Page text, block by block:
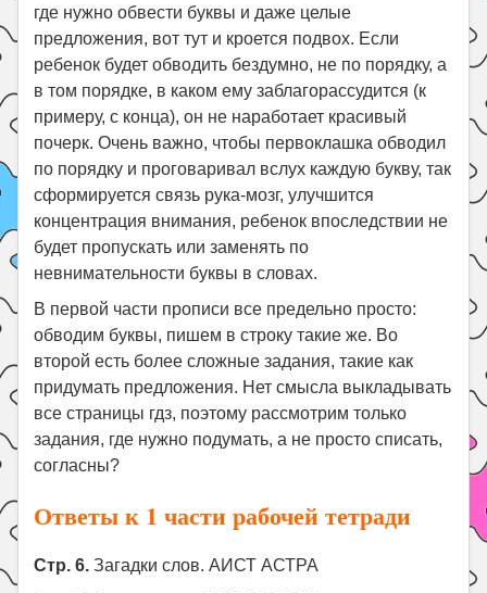
где нужно обвести буквы и даже целые
предложения, вот тут и кроется подвох. Если
ребенок будет обводить бездумно, не по порядку, а
в том порядке, в каком ему заблагорассудится (к
примеру, с конца), он не наработает красивый
почерк. Очень важно, чтобы первоклашка обводил
по порядку и проговаривал вслух каждую букву, так
сформируется связь рука-мозг, улучшится
концентрация внимания, ребенок впоследствии не
будет пропускать или заменять по
невнимательности буквы в словах.
В первой части прописи все предельно просто:
обводим буквы, пишем в строку такие же. Во
второй есть более сложные задания, такие как
придумать предложения. Нет смысла выкладывать
все страницы гдз, поэтому рассмотрим только
задания, где нужно подумать, а не просто списать,
согласны?
Ответы к 1 части рабочей тетради
Стр. 6. Загадки слов. АИСТ АСТРА